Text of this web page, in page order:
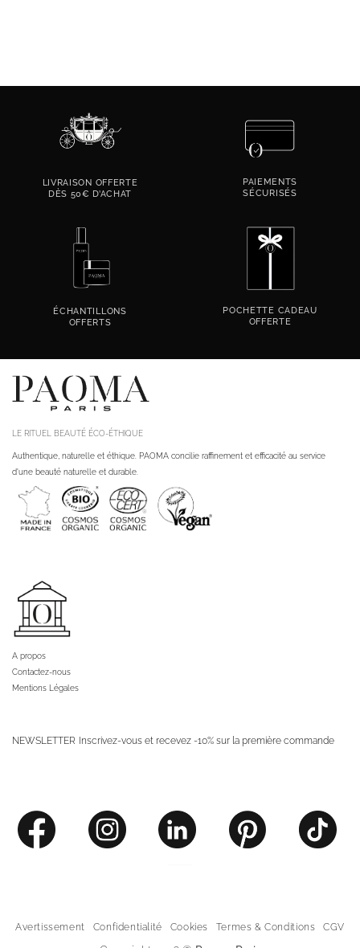
LIVRAISON OFFERTE
DÈS 50€ D’ACHAT
PAIEMENTS
SÉCURISÉS
ÉCHANTILLONS
OFFERTS
POCHETTE CADEAU
OFFERTE
LE RITUEL BEAUTÉ ÉCO-ÉTHIQUE
Authentique, naturelle et éthique. PAOMA concilie raffinement et efficacité au service
d'une beauté naturelle et durable.
A propos
Contactez-nous
Mentions Légales
NEWSLETTER Inscrivez-vous et recevez -10% sur la première commande
Avertissement Confidentialité Cookies Termes & Conditions CGV